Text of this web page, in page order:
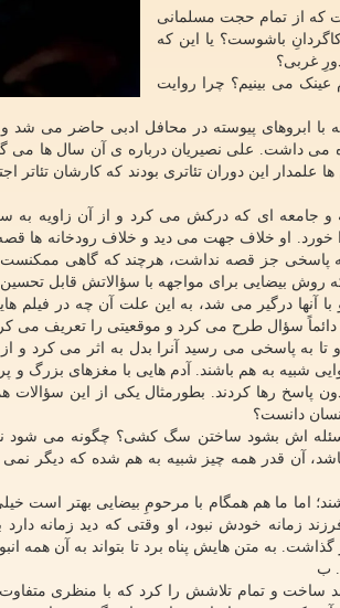
که از تمام حجت مسلمانی
باشوست؟ یا این که
غربی؟
عینک می بینیم؟ چرا روایت
با ابروهای پیوسته در محافل ادبی حاضر می
می داشت. علی نصیریان درباره ی آن سال ها می
علمدار این دوران تئاتری بودند که کارشان تئاتر
و جامعه ای که درکش می کرد و از آن زاویه به
را خورد. او خلاف جهت می دید و خلاف رودخانه
جز قصه نداشت، هرچند که گاهی ممکنست
روش بیضایی برای مواجهه با سؤالاتش قابل تحسین
آنها درگیر می شد، به این علت آن چه در فیلم
سؤال طرح می کرد و موقعیتی را تعریف می
تا به پاسخی می رسید آنرا بدل به اثر می کرد و
شبیه به هم باشند. آدم هایی با مغزهای بزرگ و
پاسخ رها کردند. بطورمثال یکی از این
دانست؟
اش بشود ساختن سگ کشی؟ چگونه می شود
آن قدر همه چیز شبیه به هم شده که دیگر
اما ما هم همگام با مرحومِ بیضایی بهتر است
فرزند زمانه خودش نبود، او وقتی که دید
به متن هایش پناه برد تا بتواند به آن همه
ب
24 فیلم کوتاه و بلند ساخت و تمام تلاشش را کرد که با